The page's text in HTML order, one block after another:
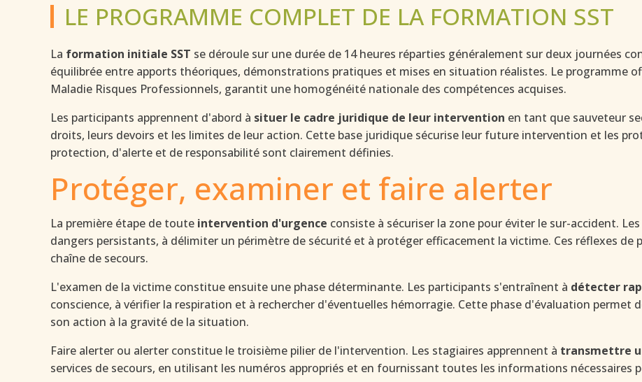
LE PROGRAMME COMPLET DE LA FORMATION SST
La formation initiale SST se déroule sur une durée de 14 heures réparties généralement sur deux journées
équilibrée entre apports théoriques, démonstrations pratiques et mises en situation réalistes. Le programme
Maladie Risques Professionnels, garantit une homogénéité nationale des compétences acquises.
Les participants apprennent d'abord à situer le cadre juridique de leur intervention en tant que sauveteur
droits, leurs devoirs et les limites de leur action. Cette base juridique sécurise leur future intervention et les
protection, d'alerte et de responsabilité sont clairement définies.
Protéger, examiner et faire alerter
La première étape de toute intervention d'urgence consiste à sécuriser la zone pour éviter le sur-accident.
dangers persistants, à délimiter un périmètre de sécurité et à protéger efficacement la victime. Ces réflexes
chaîne de secours.
L'examen de la victime constitue ensuite une phase déterminante. Les participants s'entraînent à détecter
conscience, à vérifier la respiration et à rechercher d'éventuelles hémorragie. Cette phase d'évaluation permet
son action à la gravité de la situation.
Faire alerter ou alerter constitue le troisième pilier de l'intervention. Les stagiaires apprennent à transmettre
services de secours, en utilisant les numéros appropriés et en fournissant toutes les informations nécessaires